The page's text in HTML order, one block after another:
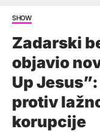
SHOW
Zadarski
objavio
Up
protiv
korupcije